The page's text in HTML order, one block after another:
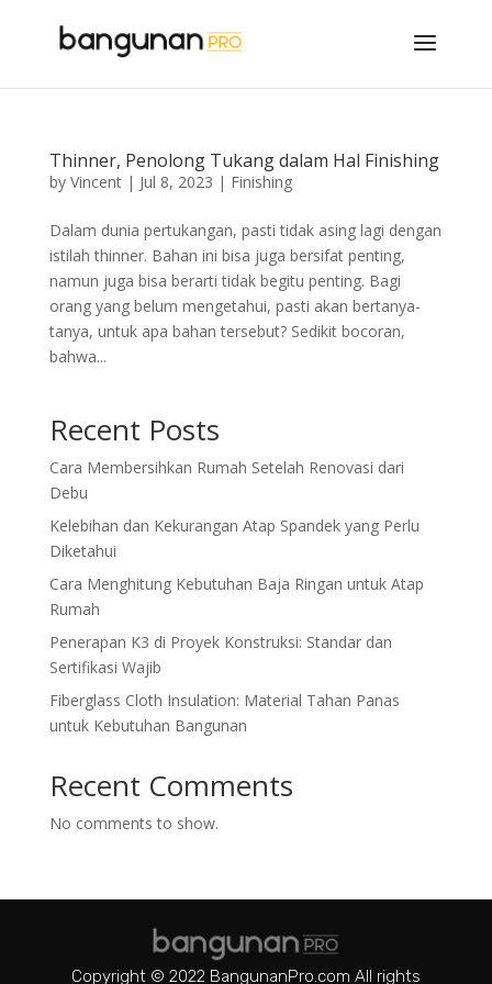
Thinner, Penolong Tukang dalam Hal Finishing
by Vincent| Jul 8, 2023 | Finishing
Dalam dunia pertukangan, pasti tidak asing lagi dengan
istilah thinner. Bahan ini bisa juga bersifat penting,
namun juga bisa berarti tidak begitu penting. Bagi
orang yang belum mengetahui, pasti akan bertanya-
tanya, untuk apa bahan tersebut? Sedikit bocoran,
bahwa...
Recent Posts
Cara Membersihkan Rumah Setelah Renovasi dari
Debu
Kelebihan dan Kekurangan Atap Spandek yang Perlu
Diketahui
Cara Menghitung Kebutuhan Baja Ringan untuk Atap
Rumah
Penerapan K3 di Proyek Konstruksi: Standar dan
Sertifikasi Wajib
Fiberglass Cloth Insulation: Material Tahan Panas
untuk Kebutuhan Bangunan
Recent Comments
No comments to show.
Copyright © 2022 BangunanPro.com All rights